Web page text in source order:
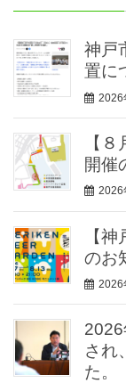
神戸
置に
2026
【
開催
2026
【
のお
2026
され
た。